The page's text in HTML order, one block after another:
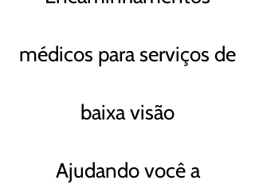
médicos para serviços de
baixa visão
Ajudando você a